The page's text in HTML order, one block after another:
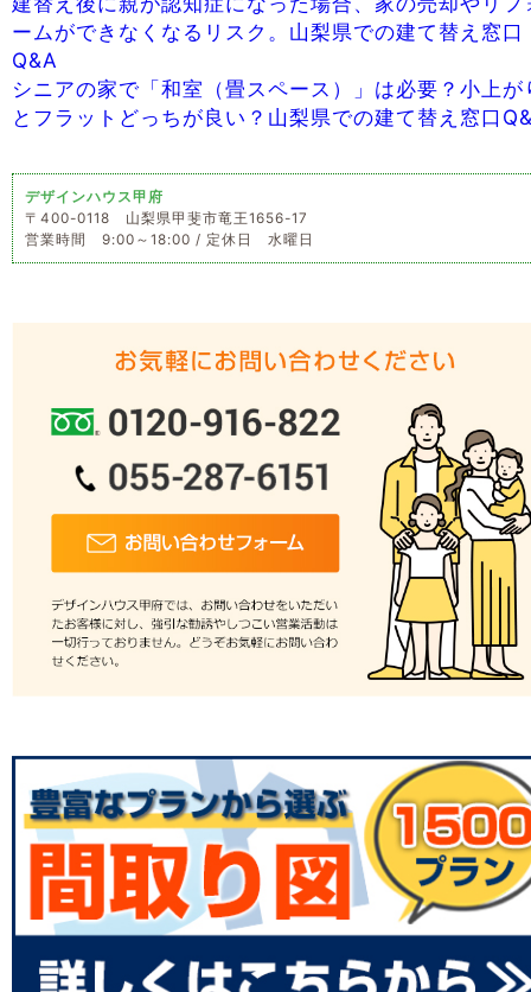
ームができなくなるリスク。山梨県での建て替え窓口
Q&A
シニアの家で「和室（畳スペース）」は必要？小上が
とフラットどっちが良い？山梨県での建て替え窓口
デザインハウス甲府
〒400-0118 山梨県甲斐市竜王1656-17
営業時間 9:00～18:00 / 定休日 水曜日